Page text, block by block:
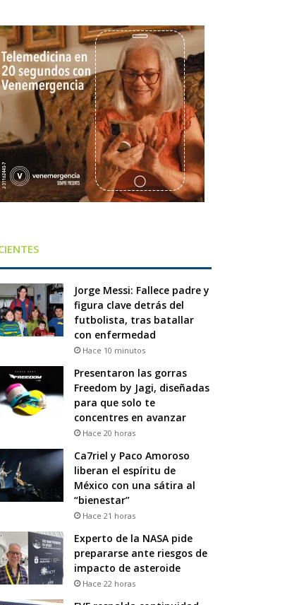
Jorge Messi: Fallece padre y
figura clave detrás del
futbolista, tras batallar
con enfermedad
Hace 10 minutos
Presentaron las gorras
Freedom by Jagi, diseñadas
para que solo te
concentres en avanzar
Hace 20 horas
Ca7riel y Paco Amoroso
liberan el espíritu de
México con una sátira al
“bienestar”
Hace 21 horas
Experto de la NASA pide
prepararse ante riesgos de
impacto de asteroide
Hace 22 horas